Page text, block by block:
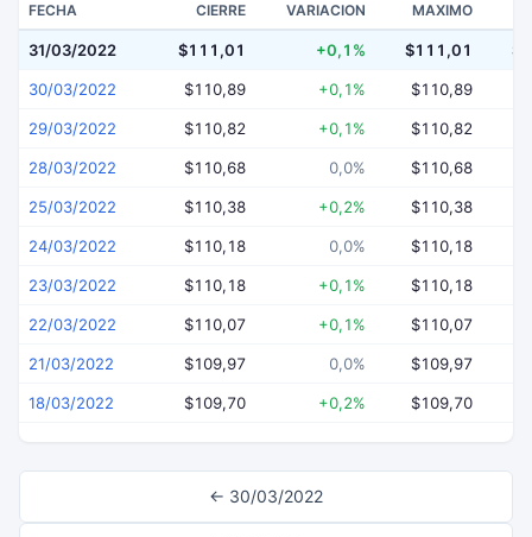
FECHA CIERRE VARIACION MAXIMO
31/03/2022 $111,01 +0,1% $111,01
30/03/2022 $110,89 +0,1% $110,89
29/03/2022 $110,82 +0,1% $110,82
28/03/2022 $110,68 0,0% $110,68
25/03/2022 $110,38 +0,2% $110,38
24/03/2022 $110,18 0,0% $110,18
23/03/2022 $110,18 +0,1% $110,18
22/03/2022 $110,07 +0,1% $110,07
21/03/2022 $109,97 0,0% $109,97
18/03/2022 $109,70 +0,2% $109,70
← 30/03/2022